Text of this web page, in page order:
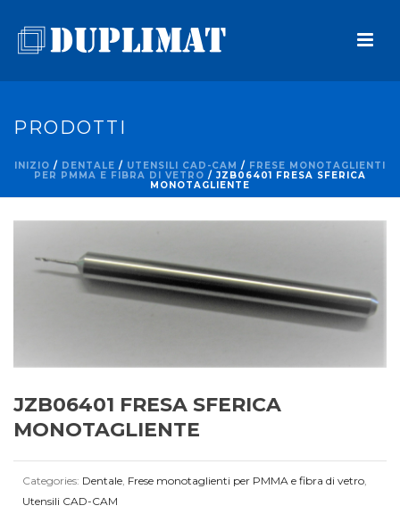
PRODOTTI
INIZIO / DENTALE / UTENSILI CAD-CAM / FRESE MONOTAGLIENTI
PER PMMA E FIBRA DI VETRO / JZB06401 FRESA SFERICA
MONOTAGLIENTE
JZB06401 FRESA SFERICA
MONOTAGLIENTE
Categories: Dentale Frese monotaglienti per PMMA e fibra di vetro
Utensili CAD-CAM